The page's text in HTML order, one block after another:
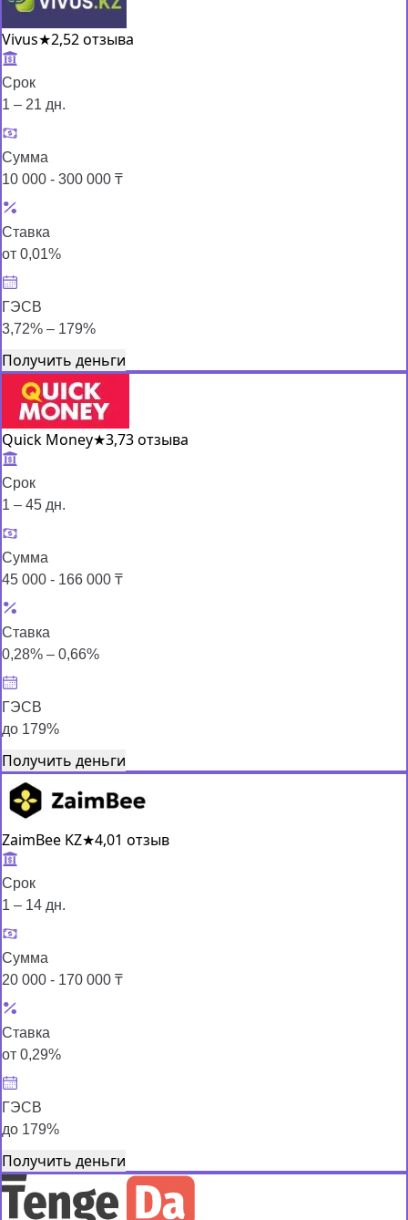
Vivus★2,52 отзыва
Срок
1 – 21 дн.
Сумма
10 000 - 300 000 ₸
Ставка
от 0,01%
ГЭСВ
3,72% – 179%
Получить деньги
Quick Money★3,73 отзыва
Срок
1 – 45 дн.
Сумма
45 000 - 166 000 ₸
Ставка
0,28% – 0,66%
ГЭСВ
до 179%
Получить деньги
ZaimBee KZ★4,01 отзыв
Срок
1 – 14 дн.
Сумма
20 000 - 170 000 ₸
Ставка
от 0,29%
ГЭСВ
до 179%
Получить деньги